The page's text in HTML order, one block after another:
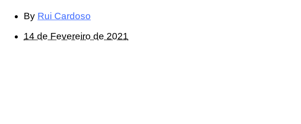
By Rui Cardoso
14 de Fevereiro de 2021